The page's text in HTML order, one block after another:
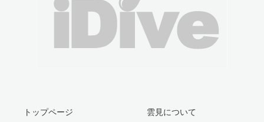
トップページ 雲見について